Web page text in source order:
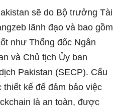
sẽ do Bộ trưởng Tài
lãnh đạo và bao gồm
như Thống đốc Ngân
và Chủ tịch Ủy ban
Pakistan (SECP). Cấu
kế để đảm bảo việc
là an toàn, được